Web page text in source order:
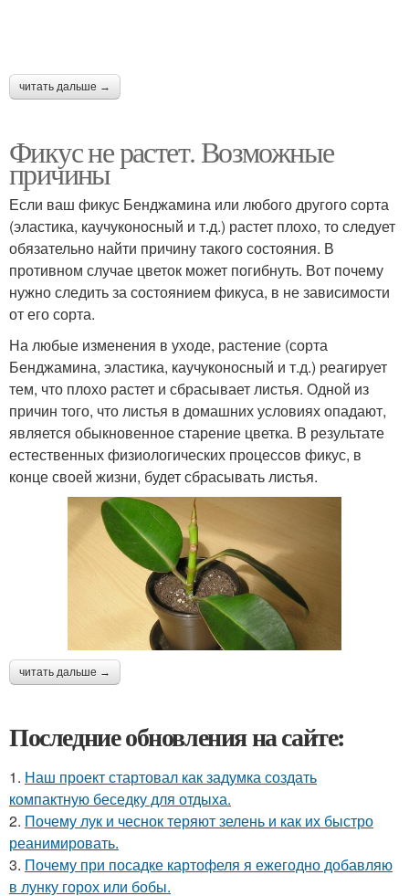
читать дальше →
Фикус не растет. Возможные
причины
Если ваш фикус Бенджамина или любого другого сорта
(эластика, каучуконосный и т.д.) растет плохо, то следует
обязательно найти причину такого состояния. В
противном случае цветок может погибнуть. Вот почему
нужно следить за состоянием фикуса, в не зависимости
от его сорта.
На любые изменения в уходе, растение (сорта
Бенджамина, эластика, каучуконосный и т.д.) реагирует
тем, что плохо растет и сбрасывает листья. Одной из
причин того, что листья в домашних условиях опадают,
является обыкновенное старение цветка. В результате
естественных физиологических процессов фикус, в
конце своей жизни, будет сбрасывать листья.
читать дальше →
Последние обновления на сайте:
1. Наш проект стартовал как задумка создать
компактную беседку для отдыха.
2. Почему лук и чеснок теряют зелень и как их быстро
реанимировать.
3. Почему при посадке картофеля я ежегодно добавляю
в лунку горох или бобы.